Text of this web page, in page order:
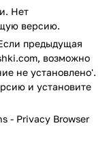
полноэкранном
делают выбор
возможность
пользоваться
Помимо
скачивание
помощи несколько
Нет
версию.
предыдущая
возможно
не установлено'.
и установите
- Privacy Browser